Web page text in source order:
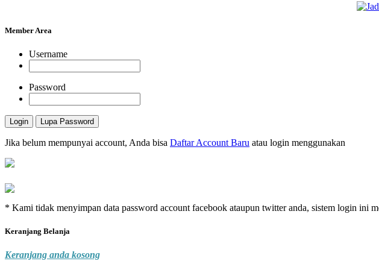
Member Area
Username
Password
Jika belum mempunyai account, Anda bisa Daftar Account Baru atau login menggunakan
* Kami tidak menyimpan data password account facebook ataupun twitter anda, sistem login ini
Keranjang Belanja
Keranjang anda kosong